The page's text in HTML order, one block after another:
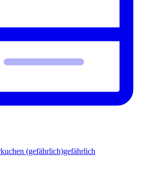
(gefährlich)gefährlich